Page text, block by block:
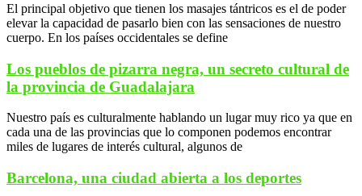
El principal objetivo que tienen los masajes tántricos es el de poder
elevar la capacidad de pasarlo bien con las sensaciones de nuestro
cuerpo. En los países occidentales se define
Los pueblos de pizarra negra, un secreto cultural de
la provincia de Guadalajara
Nuestro país es culturalmente hablando un lugar muy rico ya que en
cada una de las provincias que lo componen podemos encontrar
miles de lugares de interés cultural, algunos de
Barcelona, una ciudad abierta a los deportes